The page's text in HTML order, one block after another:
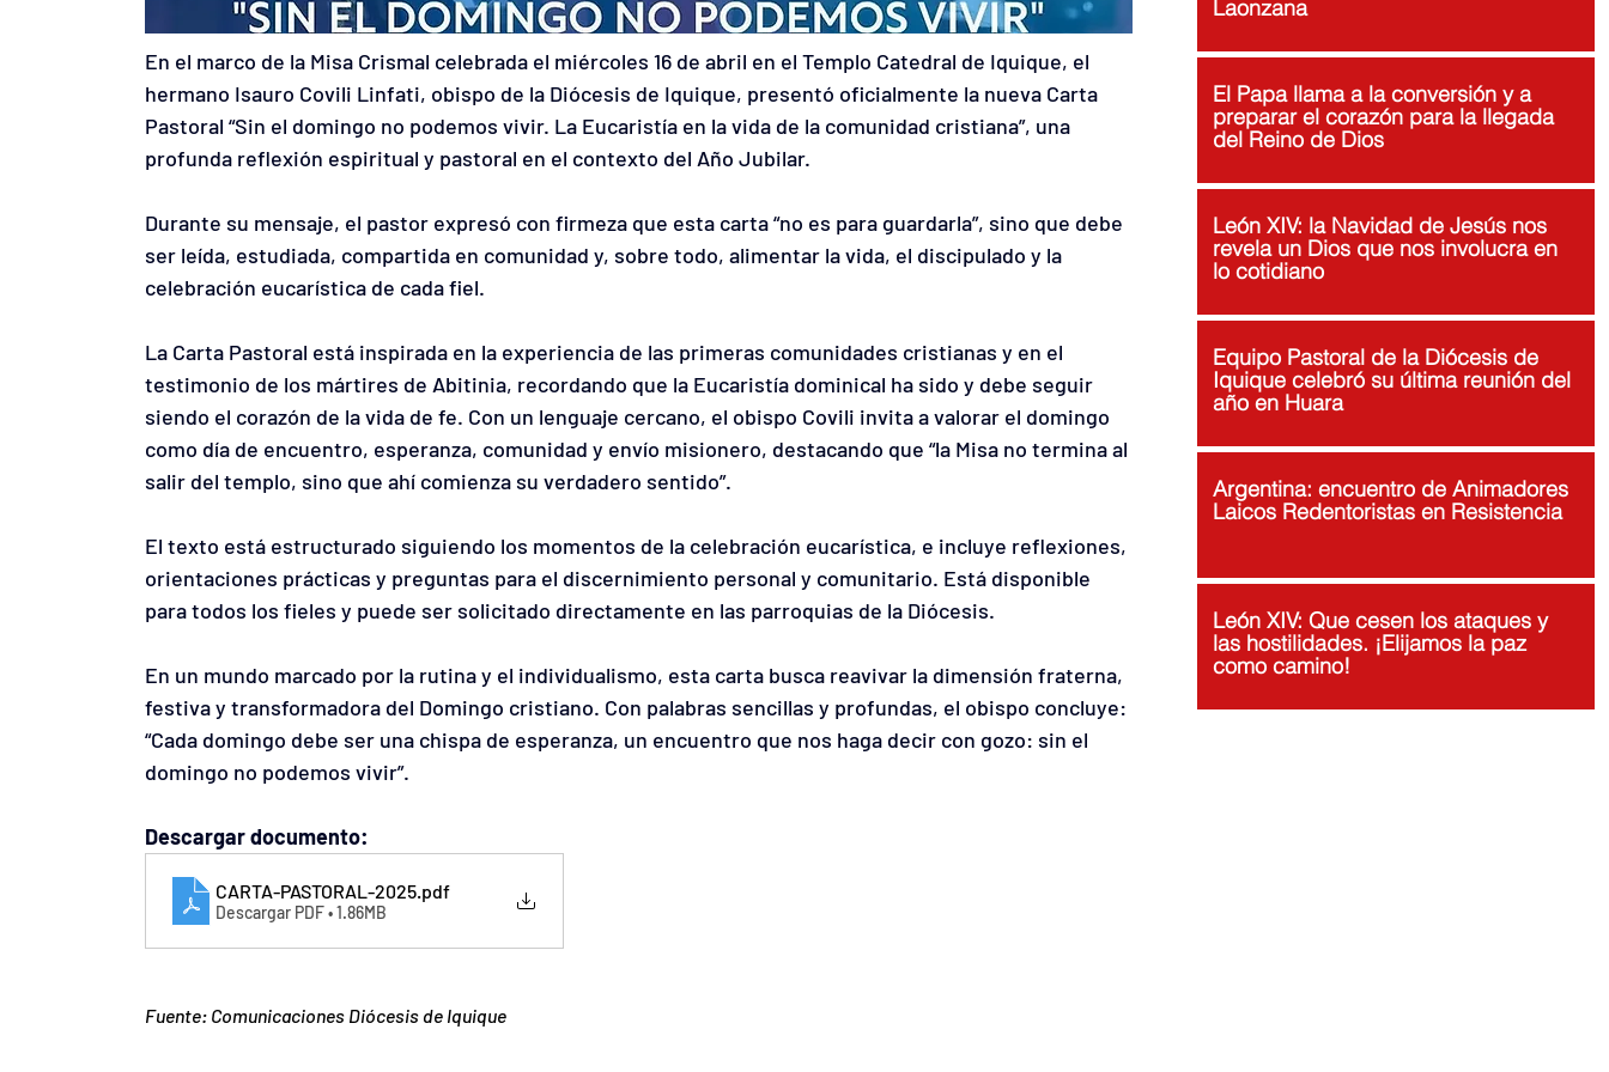
En el marco de la Misa Crismal celebrada el miércoles 16 de abril en el Templo Catedral de Iquique, el
hermano Isauro Covili Linfati, obispo de la Diócesis de Iquique, presentó oficialmente la nueva Carta
Pastoral “Sin el domingo no podemos vivir. La Eucaristía en la vida de la comunidad cristiana”, una
profunda reflexión espiritual y pastoral en el contexto del Año Jubilar.
Durante su mensaje, el pastor expresó con firmeza que esta carta “no es para guardarla”, sino que debe
ser leída, estudiada, compartida en comunidad y, sobre todo, alimentar la vida, el discipulado y la
celebración eucarística de cada fiel.
La Carta Pastoral está inspirada en la experiencia de las primeras comunidades cristianas y en el
testimonio de los mártires de Abitinia, recordando que la Eucaristía dominical ha sido y debe seguir
siendo el corazón de la vida de fe. Con un lenguaje cercano, el obispo Covili invita a valorar el domingo
como día de encuentro, esperanza, comunidad y envío misionero, destacando que “la Misa no termina al
salir del templo, sino que ahí comienza su verdadero sentido”.
El texto está estructurado siguiendo los momentos de la celebración eucarística, e incluye reflexiones,
orientaciones prácticas y preguntas para el discernimiento personal y comunitario. Está disponible
para todos los fieles y puede ser solicitado directamente en las parroquias de la Diócesis.
En un mundo marcado por la rutina y el individualismo, esta carta busca reavivar la dimensión fraterna,
festiva y transformadora del Domingo cristiano. Con palabras sencillas y profundas, el obispo concluye:
“Cada domingo debe ser una chispa de esperanza, un encuentro que nos haga decir con gozo: sin el
domingo no podemos vivir”.
Descargar documento:
CARTA-PASTORAL-2025 .pdf
Descargar PDF • 1.86MB
Fuente: Comunicaciones Diócesis de Iquique
Laonzana
El Papa llama a la conversión y a
preparar el corazón para la llegada
del Reino de Dios
León XIV: la Navidad de Jesús nos
revela un Dios que nos involucra en
lo cotidiano
Equipo Pastoral de la Diócesis de
Iquique celebró su última reunión del
año en Huara
Argentina: encuentro de Animadores
Laicos Redentoristas en Resistencia
León XIV: Que cesen los ataques y
las hostilidades. ¡Elijamos la paz
como camino!